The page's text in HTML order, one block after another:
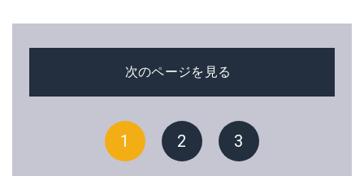
次のページを見る
1 2 3